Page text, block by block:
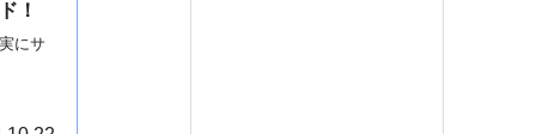
！
にサ